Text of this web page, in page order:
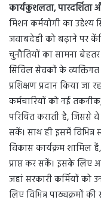
कार्यकुशलता, पारदर्शिता
मिशन कर्मयोगी का
जवाबदेही को बढ़ाने पर
चुनौतियों का सामना
सिविल सेवकों के
प्रशिक्षण प्रदान किया जा
कर्मचारियों को नई
परिचित कराती है, जिससे
सकें। साथ ही इसमें विभिन्न
विकास कार्यक्रम शामिल
प्राप्त कर सकें। इसके लिए
जहां सरकारी कर्मियों
लिए विभिन्न पाठ्यक्रमों